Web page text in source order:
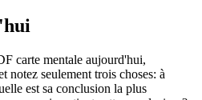
carte mentale aujourd'hui,
notez seulement trois choses: à
est sa conclusion la plus